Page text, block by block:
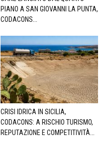
PIANO A SAN GIOVANNI LA PUNTA,
CODACONS...
CRISI IDRICA IN SICILIA,
CODACONS: A RISCHIO TURISMO,
REPUTAZIONE E COMPETITIVITÀ...